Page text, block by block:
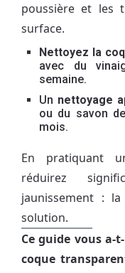
poussière et les
surface.
Nettoyez la
avec du
semaine.
Un nettoyage
ou du savon
mois.
En pratiquant
réduirez
jaunissement :
solution.
Ce guide vous
coque